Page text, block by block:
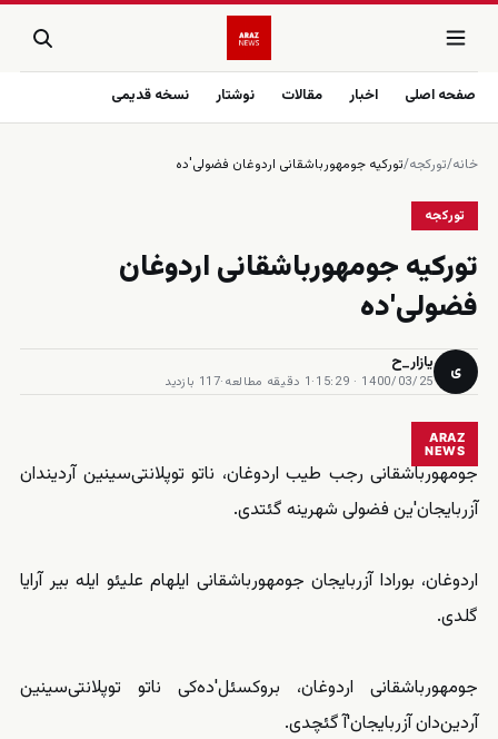
صفحه اصلی اخبار مقالات نوشتار نسخه قدیمی
خانه/تورکجه/تورکیه جومهورباشقانی اردوغان فضولی‌'ده
تورکجه
تورکیه جومهورباشقانی اردوغان
فضولی‌'ده
ی یازار_ح
1400/03/25 · 15:29
·1 دقیقه مطالعه ·117 بازدید
ARAZ
NEWS
جومهورباشقانی رجب طیب اردوغان، ناتو توپلانتی‌سینین آردیندان
آزربایجان'ین فضولی شهرینه گئتدی.
اردوغان، بورادا آزربایجان جومهورباشقانی ایلهام علیئو ایله بیر آرایا
گلدی.
جومهورباشقانی اردوغان، بروکسئل'ده‌کی ناتو توپلانتی‌سینین
آردین‌دان آزربایجان'آ گئچدی.